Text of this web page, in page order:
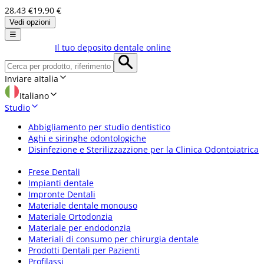
28,43 €19,90 €
Vedi opzioni
☰
Il tuo deposito dentale online
Inviare aItalia
Italiano
Studio
Abbigliamento per studio dentistico
Aghi e siringhe odontologiche
Disinfezione e Sterilizzazzione per la Clinica Odontoiatrica
Frese Dentali
Impianti dentale
Impronte Dentali
Materiale dentale monouso
Materiale Ortodonzia
Materiale per endodonzia
Materiali di consumo per chirurgia dentale
Prodotti Dentali per Pazienti
Profilassi